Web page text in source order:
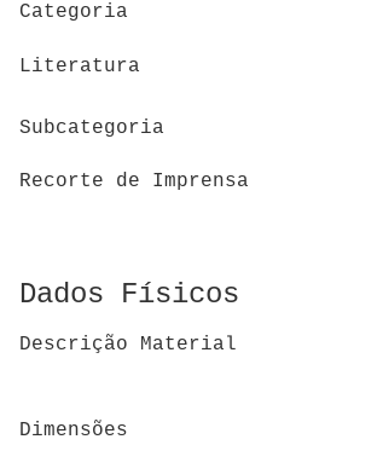
Categoria
Literatura
Subcategoria
Recorte de Imprensa
Dados Físicos
Descrição Material
Dimensões